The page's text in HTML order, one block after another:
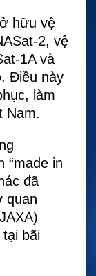
hữu vệ
2, vệ
1A và
Điều này
làm
Nam.
“made in
đã
quan
tại bãi